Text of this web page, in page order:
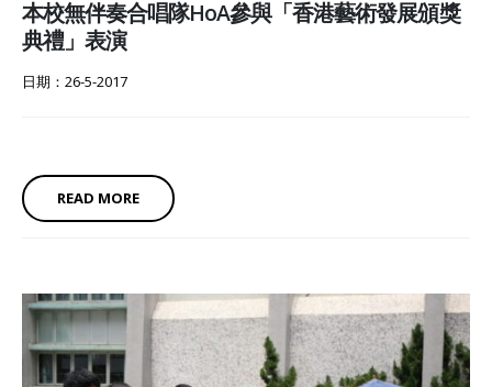
本校無伴奏合唱隊HoA參與「香港藝術發展頒獎
典禮」表演
日期：26-5-2017
READ MORE